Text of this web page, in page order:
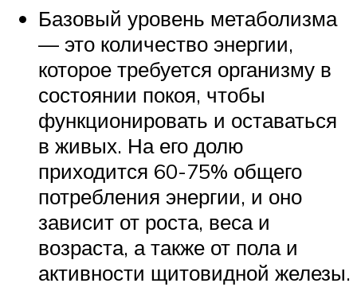
Базовый уровень метаболизма
— это количество энергии,
которое требуется организму в
состоянии покоя, чтобы
функционировать и оставаться
в живых. На его долю
приходится 60-75% общего
потребления энергии, и оно
зависит от роста, веса и
возраста, а также от пола и
активности щитовидной железы.